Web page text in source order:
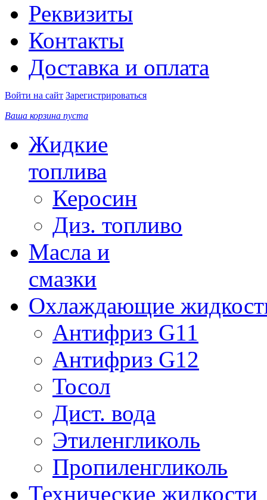
Реквизиты
Контакты
Доставка и оплата
Войти на сайт Зарегистрироваться
Ваша корзина пуста
Жидкие
топлива
Керосин
Диз. топливо
Масла и
смазки
Охлаждающие
Антифриз G11
Антифриз G12
Тосол
Дист. вода
Этиленгликоль
Пропиленгликоль
Технические жидкости